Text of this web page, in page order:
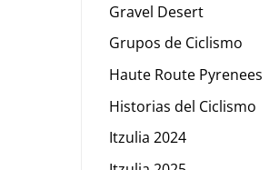
Gravel Desert
Grupos de Ciclismo
Haute Route Pyrenees
Historias del Ciclismo
Itzulia 2024